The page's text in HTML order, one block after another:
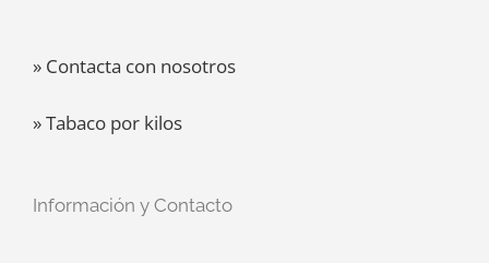
» Contacta con nosotros
» Tabaco por kilos
Información y Contacto